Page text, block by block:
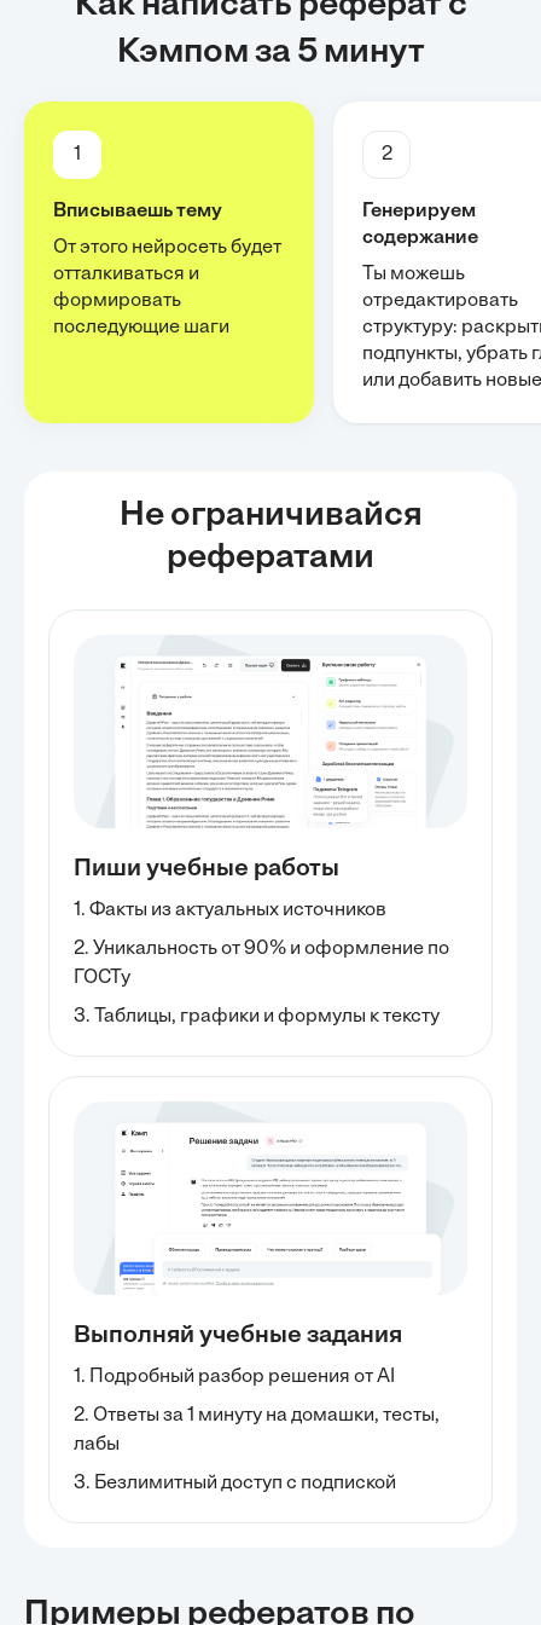
Кэмпом за 5 минут
1
Вписываешь тему
От этого нейросеть будет
отталкиваться и
формировать
последующие шаги
2
Генерируем
содержание
Ты можешь
отредактировать
структуру:
подпункты, убрать
или добавить новые
Не ограничивайся
рефератами
Пиши учебные работы
1. Факты из актуальных источников
2. Уникальность от 90% и оформление по
ГОСТу
3. Таблицы, графики и формулы к тексту
Выполняй учебные задания
1. Подробный разбор решения от AI
2. Ответы за 1 минуту на домашки, тесты,
лабы
3. Безлимитный доступ с подпиской
Примеры рефератов по